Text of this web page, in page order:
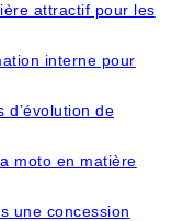
attractif pour les
interne pour
d’évolution de
moto en matière
une concession